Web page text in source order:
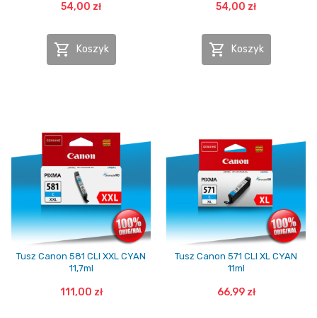
54,00 zł
 Koszyk
54,00 zł
 Koszyk
Tusz Canon 581 CLI XXL CYAN
11,7ml
111,00 zł
Tusz Canon 571 CLI XL CYAN
11ml
66,99 zł